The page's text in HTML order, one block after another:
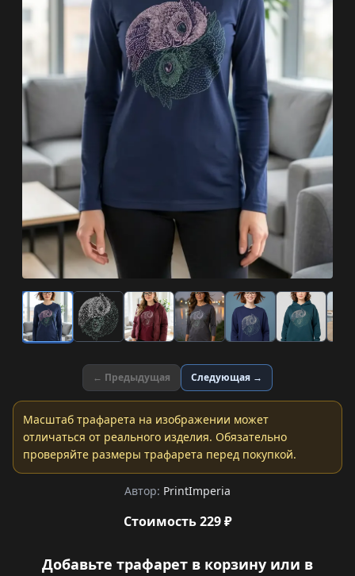
← Предыдущая Следующая →
Масштаб трафарета на изображении может
отличаться от реального изделия. Обязательно
проверяйте размеры трафарета перед покупкой.
Автор: PrintImperia
Стоимость 229 ₽
Добавьте трафарет в корзину или в